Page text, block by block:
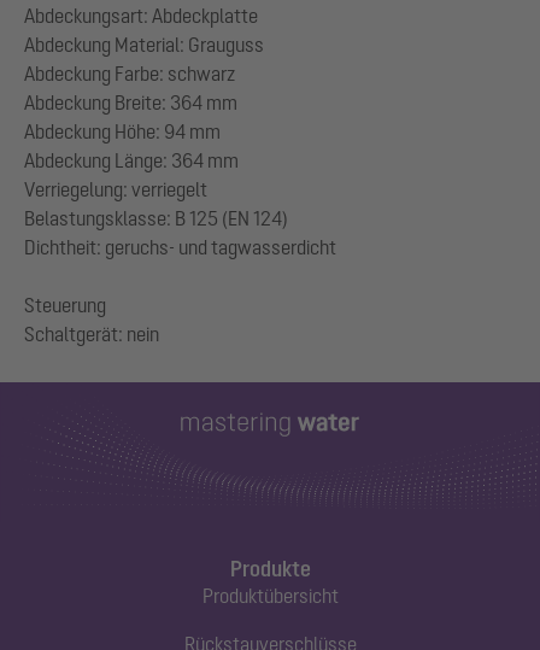
Abdeckungsart: Abdeckplatte
Abdeckung Material: Grauguss
Abdeckung Farbe: schwarz
Abdeckung Breite: 364 mm
Abdeckung Höhe: 94 mm
Abdeckung Länge: 364 mm
Verriegelung: verriegelt
Belastungsklasse: B 125 (EN 124)
Dichtheit: geruchs- und tagwasserdicht
Steuerung
Produkte
Produktübersicht
Rückstauverschlüsse